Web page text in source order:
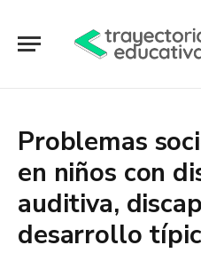
Problemas
en niños con
auditiva,
desarrollo